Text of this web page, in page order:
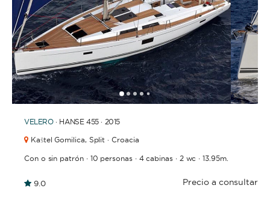
BAÑOS
AÑO DE CONSTRUCCIÓN / RENOVACIÓN
12345 678910111213141516
VELERO · HANSE 455 · 2015
Kaštel Gomilica, Split · Croacia
Con o sin patrón· 10 personas· 4 cabinas· 2 wc ·13.95m.
9.0 Precio a consultar